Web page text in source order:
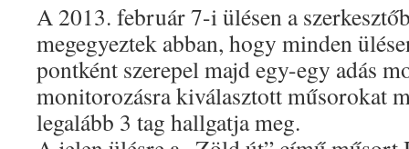
A 2013. február 7-i ülésen a
megegyeztek abban, hogy minden
pontként szerepel majd egy-egy adás
monitorozásra kiválasztott műsorokat
legalább 3 tag hallgatja meg.